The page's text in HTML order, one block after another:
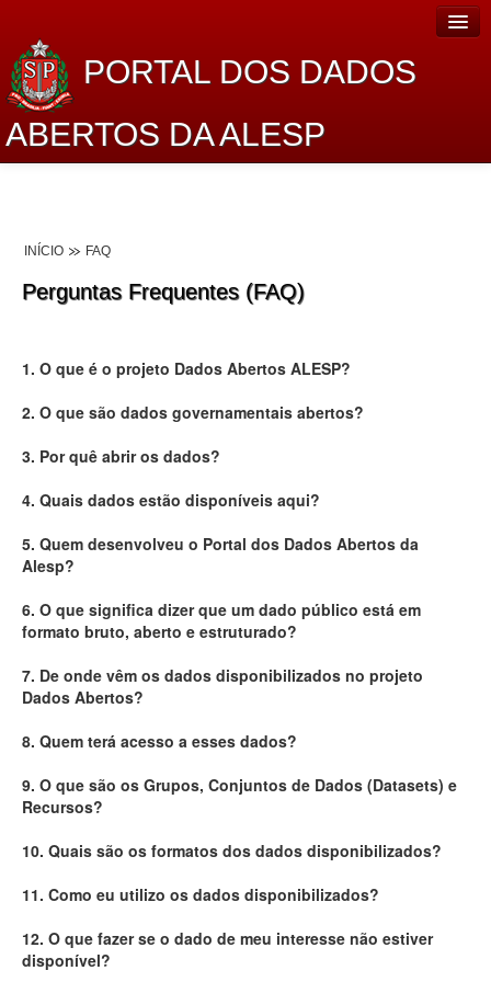
PORTAL DOS DADOS
ABERTOS DA ALESP
Lei de Acesso à Informação
Administração
Legislação
Perguntas frequentes
Contato
INÍCIO FAQ
Perguntas Frequentes (FAQ)
1. O que é o projeto Dados Abertos ALESP?
2. O que são dados governamentais abertos?
3. Por quê abrir os dados?
4. Quais dados estão disponíveis aqui?
5. Quem desenvolveu o Portal dos Dados Abertos da
Alesp?
6. O que significa dizer que um dado público está em
formato bruto, aberto e estruturado?
7. De onde vêm os dados disponibilizados no projeto
Dados Abertos?
8. Quem terá acesso a esses dados?
9. O que são os Grupos, Conjuntos de Dados (Datasets) e
Recursos?
10. Quais são os formatos dos dados disponibilizados?
11. Como eu utilizo os dados disponibilizados?
12. O que fazer se o dado de meu interesse não estiver
disponível?